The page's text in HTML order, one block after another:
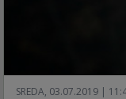
SREDA, 03.07.2019 |